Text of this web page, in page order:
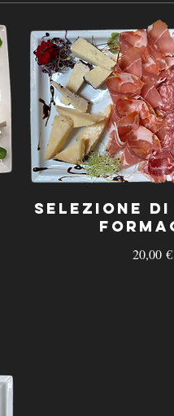
Selezione di
20,00 €